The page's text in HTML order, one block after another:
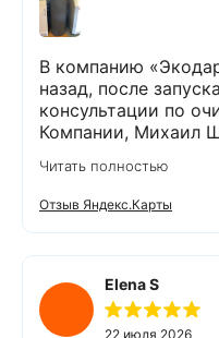
В компанию «Экодар» обратился два года
назад, после
консультации по
Компании, Михаил
подобрать
офис для
«Экодар компакт»,
убрало
мягкой и приятной
доволен
«Экодар».
Читать полностью
Отзыв Яндекс.Карты
Elena S
22 июля 2026